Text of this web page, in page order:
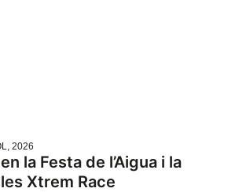
2026
la Festa de l’Aigua i la
Xtrem Race